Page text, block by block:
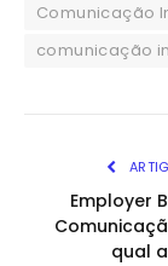
Comunicação
comunicação
Employer
qual